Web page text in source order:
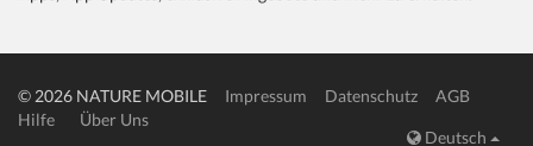
© 2026 NATURE MOBILE Impressum Datenschutz
AGB
Hilfe
Über Uns
Deutsch